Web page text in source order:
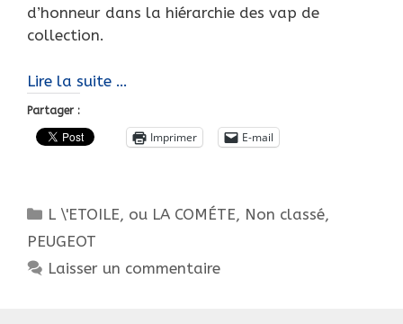
d’honneur dans la hiérarchie des vap de
collection.
Lire la suite …
SORCELLERIE
?
Partager :
Imprimer E-mail
Catégories
L \'ETOILE, ou LA COMÉTE, Non classé,
PEUGEOT
Laisser un commentaire